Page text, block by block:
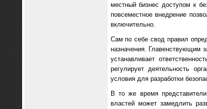
местный бизнес доступом к
повсеместное внедрение
включительно.
Сам по себе свод правил
назначения. Главенствующим
устанавливает
регулирует деятельность
условия для разработки
В то же время представители
властей может замедлить